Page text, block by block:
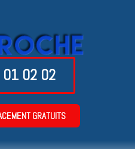
02 02
GRATUITS